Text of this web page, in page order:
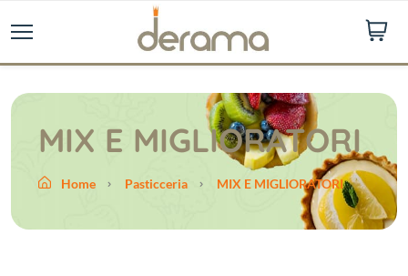
MIX E MIGLIORATORI
Home Pasticceria MIX E MIGLIORATORI